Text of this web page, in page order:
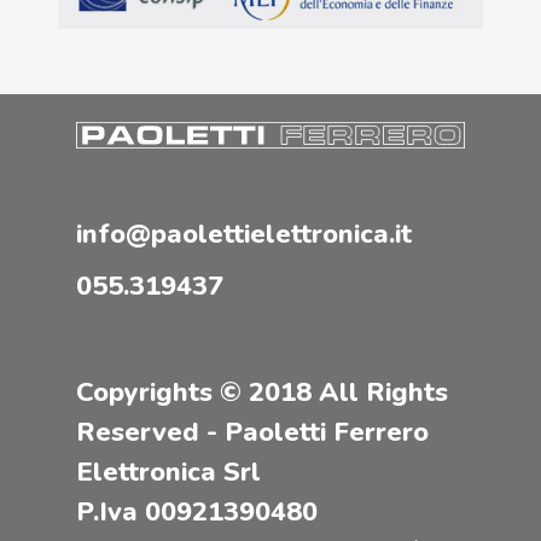
info@paolettielettronica.it
055.319437
Copyrights © 2018 All Rights
Reserved - Paoletti Ferrero
Elettronica Srl
P.Iva 00921390480